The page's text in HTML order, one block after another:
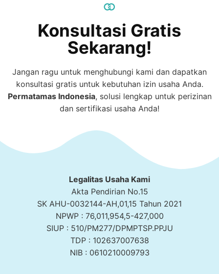
Konsultasi Gratis
Sekarang!
Jangan ragu untuk menghubungi kami dan dapatkan
konsultasi gratis untuk kebutuhan izin usaha Anda.
PermatamasIndonesia, solusi lengkap untuk perizinan
dan sertifikasi usaha Anda!
Legalitas Usaha Kami
Akta Pendirian No.15
SK AHU-0032144-AH,01,15 Tahun 2021
NPWP : 76,011,954,5-427,000
SIUP : 510/PM277/DPMPTSP.PPJU
TDP : 102637007638
NIB : 0610210009793